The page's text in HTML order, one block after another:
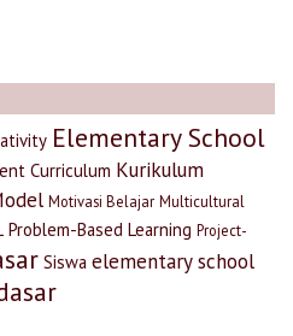
Elementary School
Curriculum Kurikulum
Motivasi Belajar Multicultural
Problem-Based Learning Project-
Siswa elementary school